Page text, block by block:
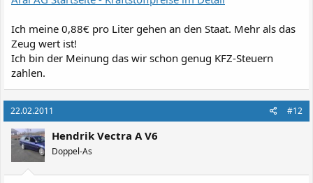
Ich meine 0,88€ pro Liter gehen an den Staat. Mehr als das
Zeug wert ist!
Ich bin der Meinung das wir schon genug KFZ-Steuern
zahlen.
22.02.2011 #12
Hendrik Vectra A V6
Doppel-As